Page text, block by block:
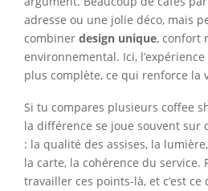
adresse ou une jolie déco, mais
combiner design unique, confort
environnemental. Ici,
plus complète, ce qui renforce la
Si tu compares plusieurs coffee
la différence se joue souvent sur
: la qualité des assises, la
la carte, la cohérence du service.
travailler ces points-là, et c’est